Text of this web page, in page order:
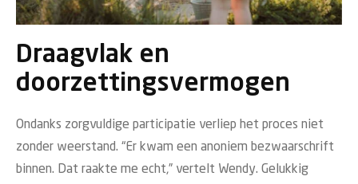
Draagvlak en
doorzettingsvermogen
Ondanks zorgvuldige participatie verliep het proces niet
zonder weerstand. “Er kwam een anoniem bezwaarschrift
binnen. Dat raakte me echt,” vertelt Wendy. Gelukkig